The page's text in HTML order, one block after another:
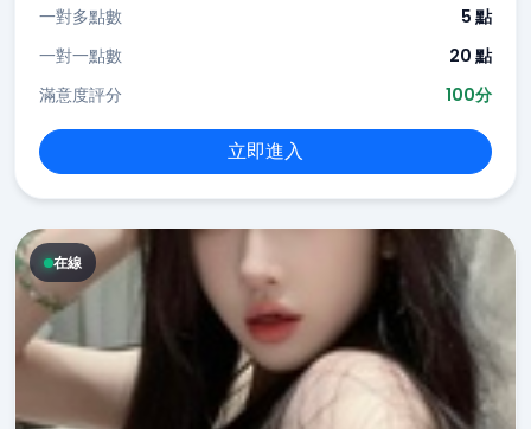
一對多點數
5 點
一對一點數
20 點
滿意度評分
100分
立即進入
在線